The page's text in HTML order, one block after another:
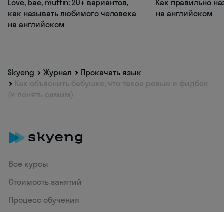
Love, bae, muffin: 20+ вариантов,
как называть любимого человека
на английском
Как правильно
на английском
Skyeng Журнал
Прокачать язык
Как объяснить бабушке, что такое ревью и фидбек
(и понять самим)
Все курсы
Стоимость занятий
Процесс обучения